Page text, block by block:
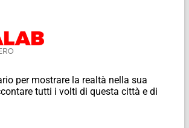
per mostrare la realtà nella sua
tutti i volti di questa città e di